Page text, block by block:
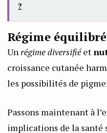
?
Régime équilibré
Unrégime diversifiéet
croissance cutanée
les possibilités de
Passons maintenant à
implications de la